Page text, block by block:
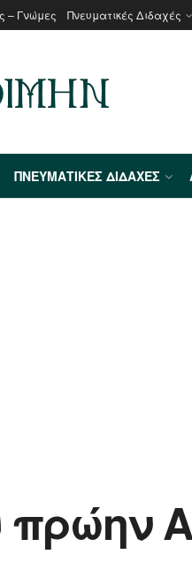
– Γνώμες Πνευματικές Διδαχές
ΠΝΕΥΜΑΤΙΚΈΣ ΔΙΔΑΧΈΣ